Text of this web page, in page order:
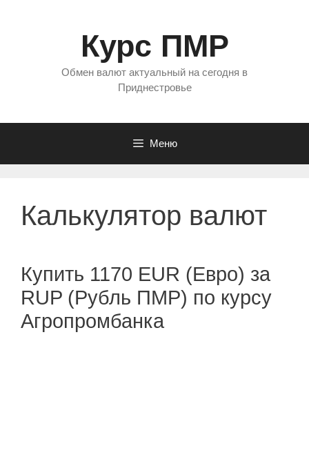
Курс ПМР
Обмен валют актуальный на сегодня в
Приднестровье
Меню
Калькулятор валют
Купить 1170 EUR (Евро) за
RUP (Рубль ПМР) по курсу
Агропромбанка